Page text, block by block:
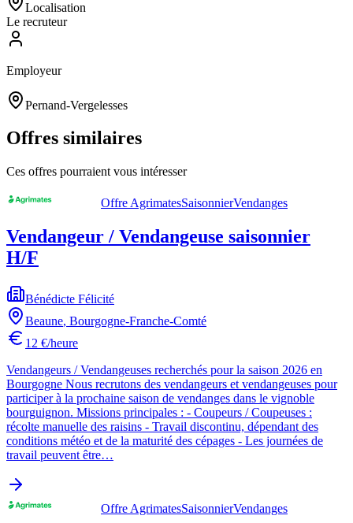
Localisation
Le recruteur
Employeur
Pernand-Vergelesses
Offres similaires
Ces offres pourraient vous intéresser
Offre AgrimatesSaisonnierVendanges
Vendangeur / Vendangeuse saisonnier
H/F
Bénédicte Félicité
Beaune, Bourgogne-Franche-Comté
12 €/heure
Vendangeurs / Vendangeuses recherchés pour la saison 2026 en
Bourgogne Nous recrutons des vendangeurs et vendangeuses pour
participer à la prochaine saison de vendanges dans le vignoble
bourguignon. Missions principales : - Coupeurs / Coupeuses :
récolte manuelle des raisins - Travail discontinu, dépendant des
conditions météo et de la maturité des cépages - Les journées de
travail peuvent être…
Offre AgrimatesSaisonnierVendanges